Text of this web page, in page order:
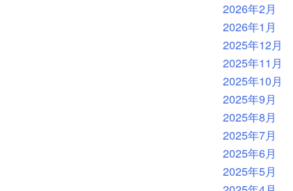
2026年2月
2026年1月
2025年12月
2025年11月
2025年10月
2025年9月
2025年8月
2025年7月
2025年6月
2025年5月